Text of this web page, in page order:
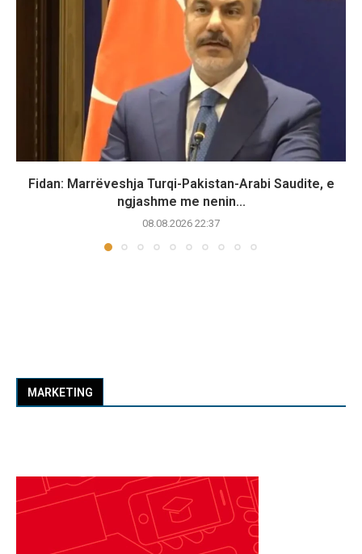
Fidan: Marrëveshja Turqi-Pakistan-Arabi Saudite, e
ngjashme me nenin...
08.08.2026 22:37
MARKETING